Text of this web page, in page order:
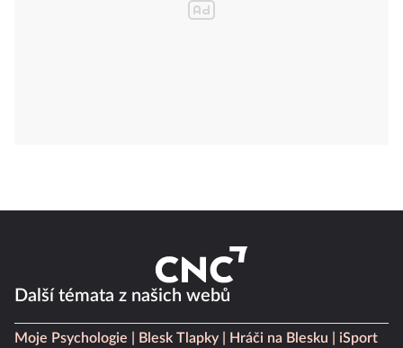
Další témata z našich webů
Moje Psychologie Blesk Tlapky Hráči na Blesku
iSport